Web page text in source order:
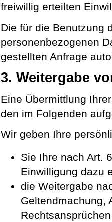
freiwillig erteilten
Die für die Benutzung
personenbezogenen
gestellten Anfrage
3. Weitergabe
Eine Übermittlung
den im Folgenden
Wir geben Ihre
Sie Ihre nach Art.
Einwilligung dazu
die Weitergabe
Geltendmachung,